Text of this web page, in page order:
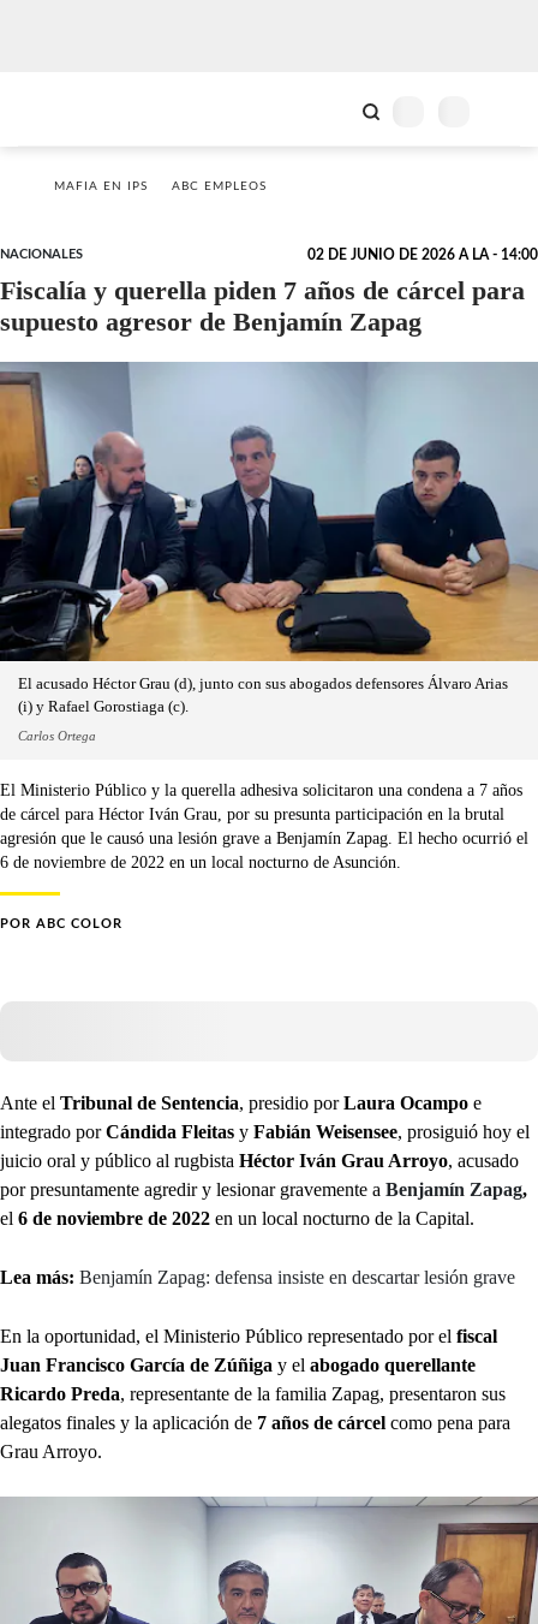
MAFIA EN IPS ABC EMPLEOS
NACIONALES 02 DE JUNIO DE 2026 A LA - 14:00
Fiscalía y querella piden 7 años de cárcel para
supuesto agresor de Benjamín Zapag
El acusado Héctor Grau (d), junto con sus abogados defensores Álvaro Arias
(i) y Rafael Gorostiaga (c).
Carlos Ortega
El Ministerio Público y la querella adhesiva solicitaron una condena a 7 años
de cárcel para Héctor Iván Grau, por su presunta participación en la brutal
agresión que le causó una lesión grave a Benjamín Zapag. El hecho ocurrió el
6 de noviembre de 2022 en un local nocturno de Asunción.
POR ABC COLOR
Ante el Tribunal de Sentencia, presidio porLaura Ocampo e
integrado porCándida Fleitas y Fabián Weisensee, prosiguió hoy el
juicio oral y público al rugbista Héctor Iván Grau Arroyo, acusado
por presuntamente agredir y lesionar gravemente a Benjamín Zapag,
el 6 de noviembre de 2022 en un local nocturno de la Capital.
Lea más: Benjamín Zapag: defensa insiste en descartar lesión grave
En la oportunidad, el Ministerio Público representado por el fiscal
Juan Francisco García de Zúñiga y el abogado querellante
Ricardo Preda, representante de la familia Zapag, presentaron sus
alegatos finales y la aplicación de 7 años de cárcel como pena para
Grau Arroyo.